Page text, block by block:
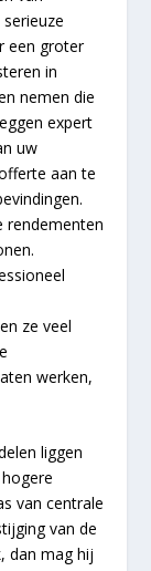
een groter
in
nemen die
expert
uw
aan te
rendementen
ze veel
werken,
liggen
van centrale
van de
dan mag hij